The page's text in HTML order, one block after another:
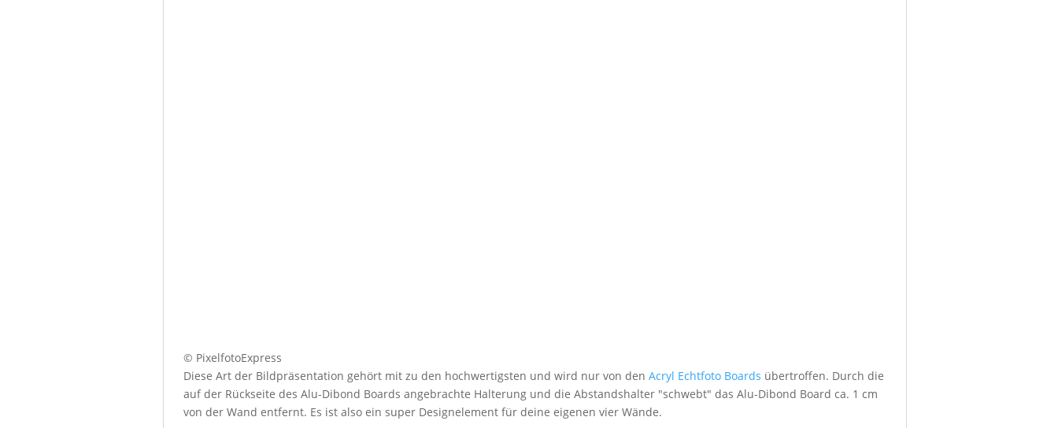
© PixelfotoExpress
Diese Art der Bildpräsentation gehört mit zu den hochwertigsten und wird nur von den Acryl Echtfoto Boards übertroffen. Durch die
auf der Rückseite des Alu-Dibond Boards angebrachte Halterung und die Abstandshalter "schwebt" das Alu-Dibond Board ca. 1 cm
von der Wand entfernt. Es ist also ein super Designelement für deine eigenen vier Wände.